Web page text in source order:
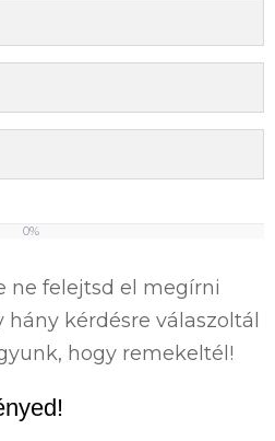
0%
ne felejtsd el megírni
hány kérdésre válaszoltál
hogy remekeltél!